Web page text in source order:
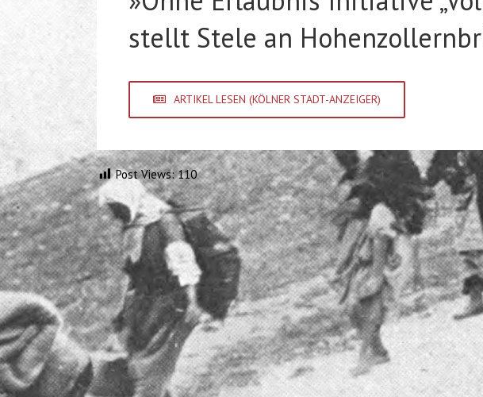
stellt Stele an
ARTIKEL LESEN (KÖLNER STADT-ANZEIGER)
Post Views: 110